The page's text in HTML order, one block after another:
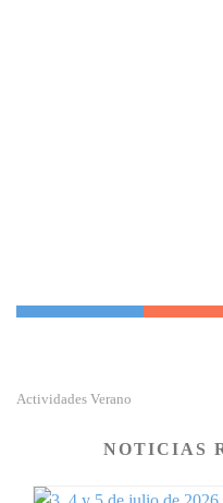
Actividades Verano
NOTICIAS